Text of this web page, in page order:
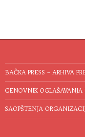
BAČKA PRESS – ARHIVA
CENOVNIK OGLAŠAVANJA
SAOPŠTENJA